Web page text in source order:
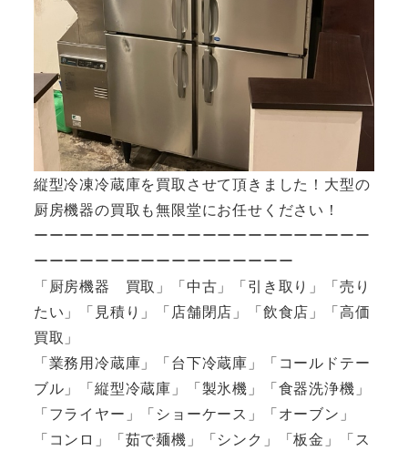
縦型冷凍冷蔵庫を買取させて頂きました！大型の
厨房機器の買取も無限堂にお任せください！
ーーーーーーーーーーーーーーーーーーーーーー
ーーーーーーーーーーーーーーーーー
「厨房機器 買取」「中古」「引き取り」「売り
たい」「見積り」「店舗閉店」「飲食店」「高価
買取」
「業務用冷蔵庫」「台下冷蔵庫」「コールドテー
ブル」「縦型冷蔵庫」「製氷機」「食器洗浄機」
「フライヤー」「ショーケース」「オーブン」
「コンロ」「茹で麺機」「シンク」「板金」「ス